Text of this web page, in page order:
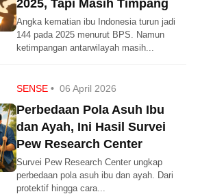
2025, Tapi Masih Timpang
Angka kematian ibu Indonesia turun jadi
144 pada 2025 menurut BPS. Namun
ketimpangan antarwilayah masih...
SENSE • 06 April 2026
Perbedaan Pola Asuh Ibu
dan Ayah, Ini Hasil Survei
Pew Research Center
Survei Pew Research Center ungkap
perbedaan pola asuh ibu dan ayah. Dari
protektif hingga cara...